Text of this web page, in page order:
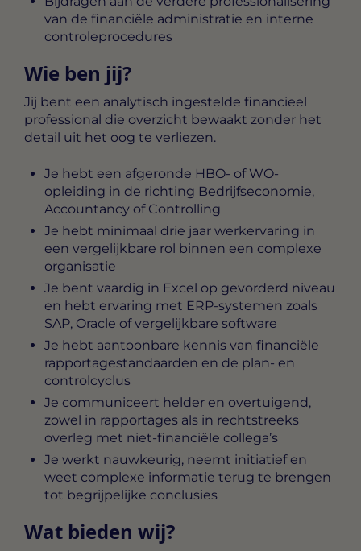
van de financiële administratie en interne
controleprocedures
Wie ben jij?
Jij bent een analytisch ingestelde financieel
professional die overzicht bewaakt zonder het
detail uit het oog te verliezen.
Je hebt een afgeronde HBO- of WO-
opleiding in de richting Bedrijfseconomie,
Accountancy of Controlling
Je hebt minimaal drie jaar werkervaring in
een vergelijkbare rol binnen een complexe
organisatie
Je bent vaardig in Excel op gevorderd niveau
en hebt ervaring met ERP-systemen zoals
SAP, Oracle of vergelijkbare software
Je hebt aantoonbare kennis van financiële
rapportagestandaarden en de plan- en
controlcyclus
Je communiceert helder en overtuigend,
zowel in rapportages als in rechtstreeks
overleg met niet-financiële collega’s
Je werkt nauwkeurig, neemt initiatief en
weet complexe informatie terug te brengen
tot begrijpelijke conclusies
Wat bieden wij?